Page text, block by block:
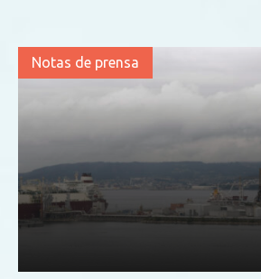
Notas de prensa